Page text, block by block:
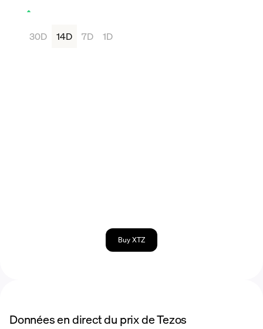
30D 14D 7D 1D
Buy XTZ
Données en direct du prix de Tezos